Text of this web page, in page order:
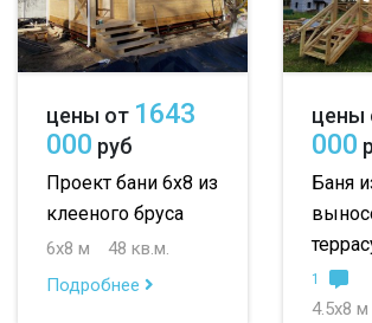
цены от 1643
000 руб
Проект бани 6х8 из
клееного бруса
6х8 м
48 кв.м.
Подробнее
цены
000
Баня
1
4.5х8 м